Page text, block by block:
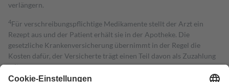
verlängern.
4Für verschreibungspflichtige Medikamente stellt der Arzt ein
Rezept aus und der Patient erhält sie in der Apotheke. Die
gesetzliche Krankenversicherung übernimmt in der Regel die
Kosten dafür, der Versicherte trägt einen Teil davon als Zuzahlung
mit.
Grundsätzlich leisten Mitglieder Zuzahlungen in Höhe von zehn